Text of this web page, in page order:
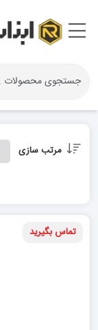
مرتب سازی
تماس بگیرید